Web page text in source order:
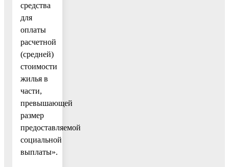
средства
для
оплаты
расчетной
(средней)
стоимости
жилья в
части,
превышающей
размер
предоставляемой
социальной
выплаты».